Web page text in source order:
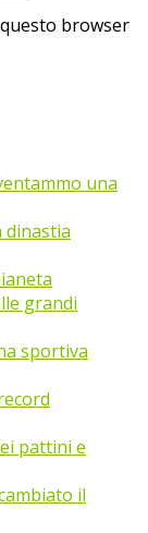
browser
una
dinastia
grandi
sportiva
pattini e
il